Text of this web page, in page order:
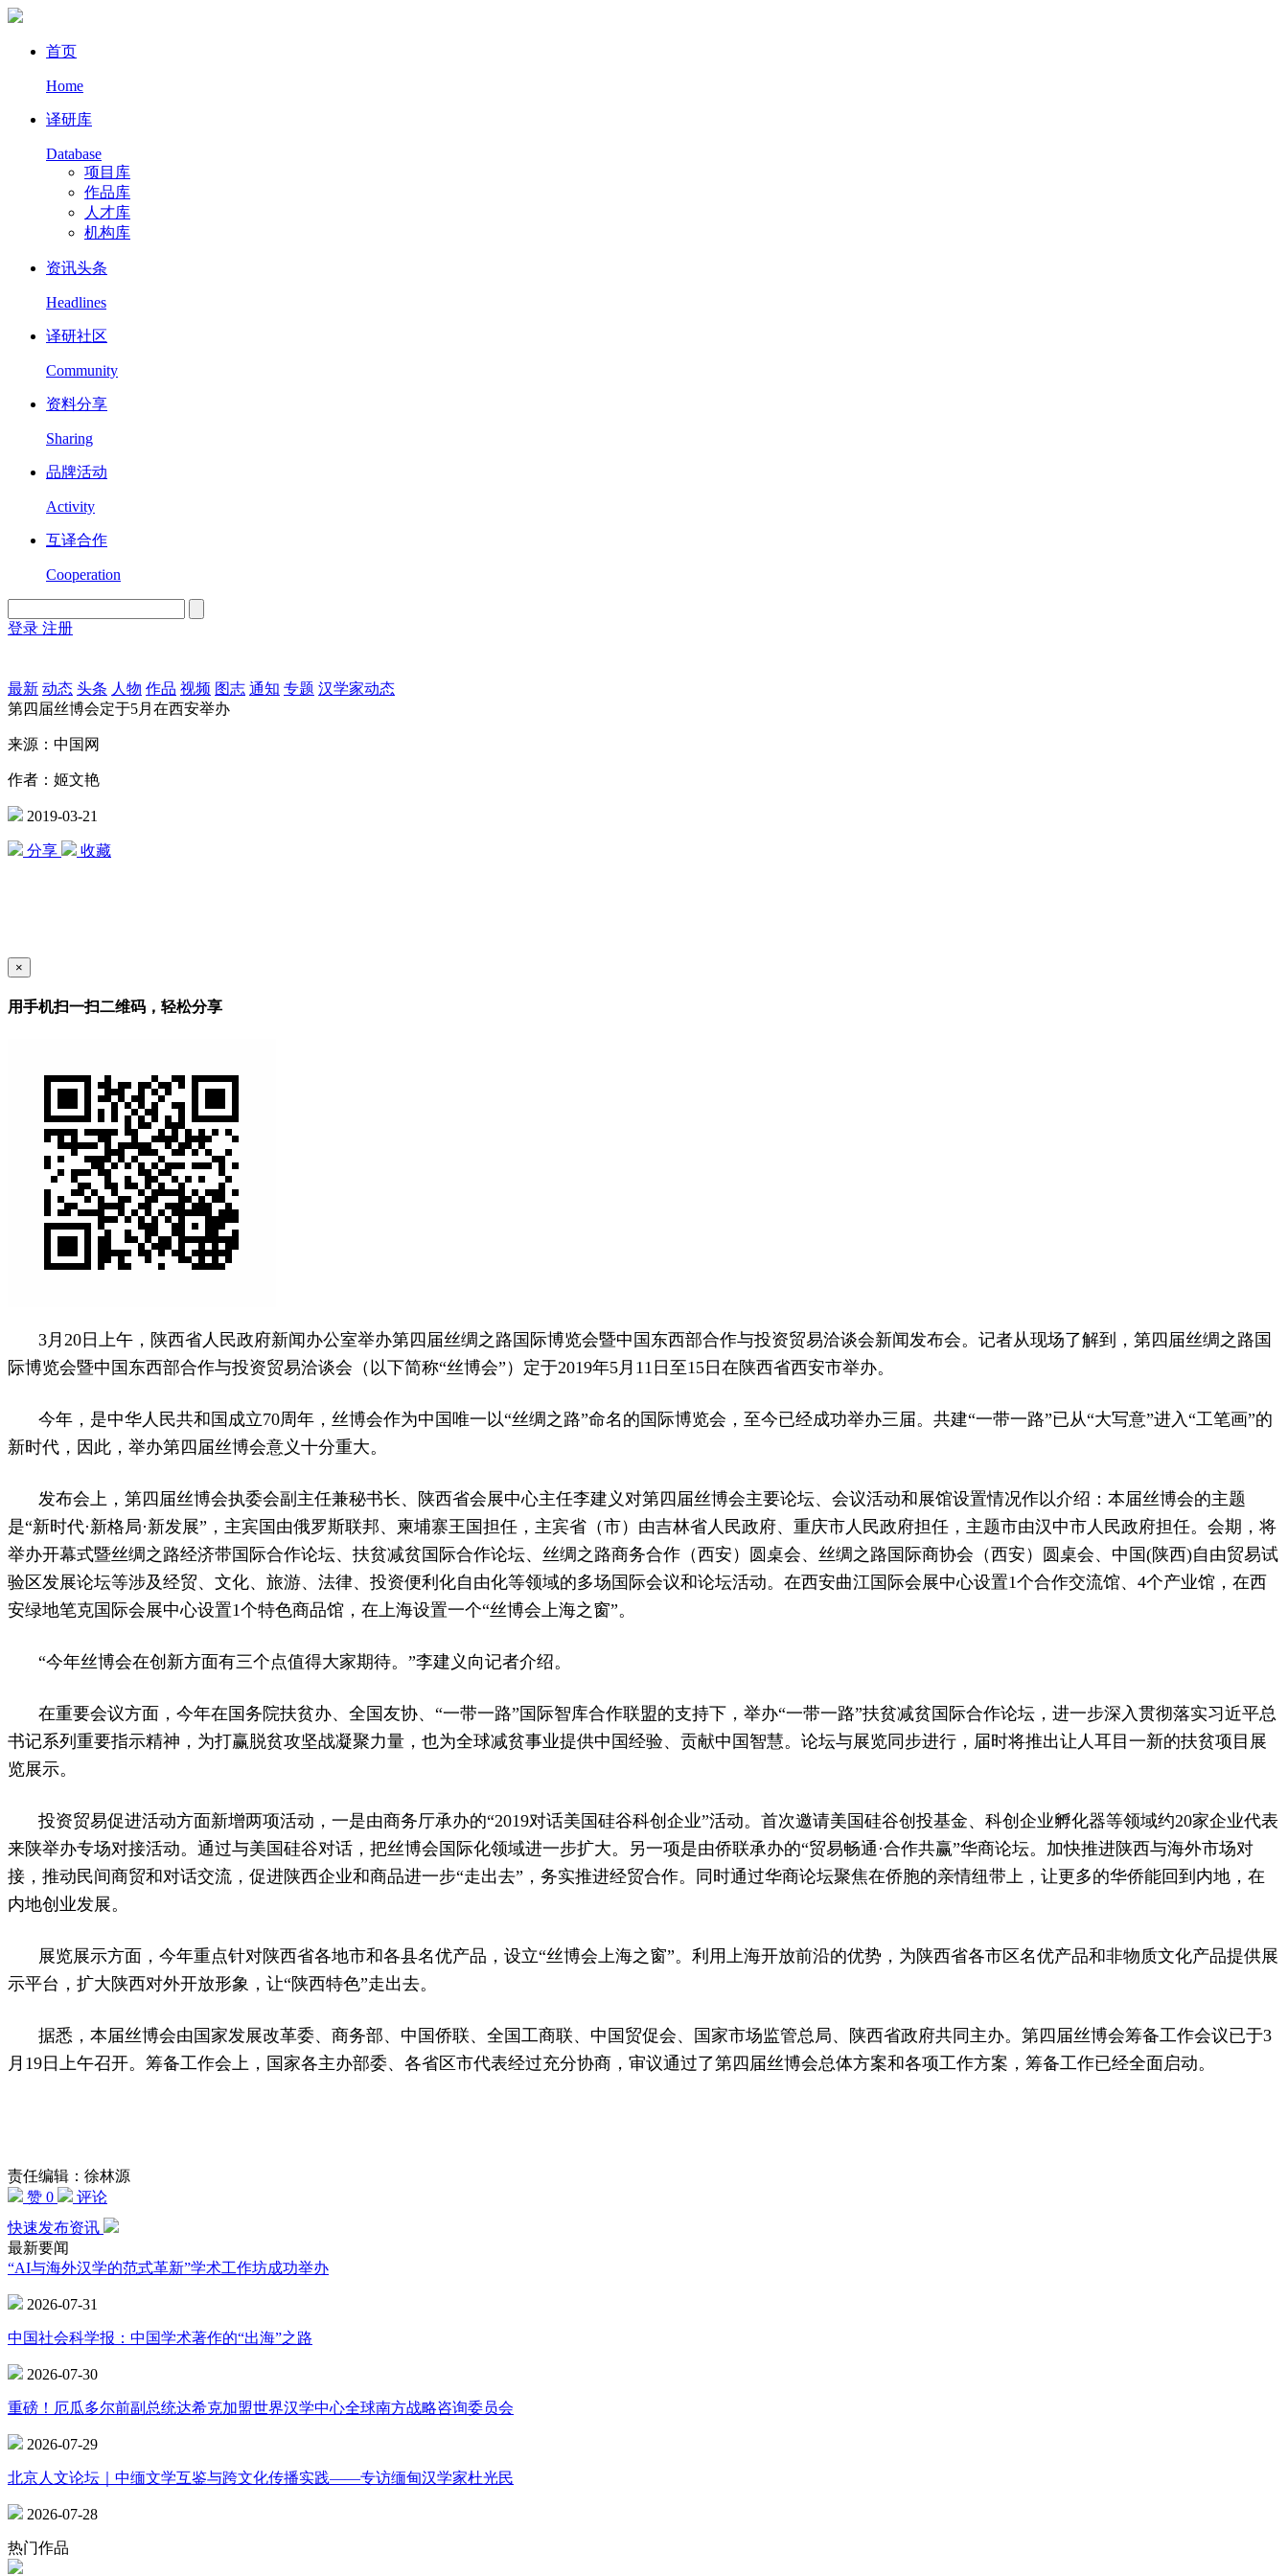
首页
Home
译研库
Database
项目库
作品库
人才库
机构库
资讯头条
Headlines
译研社区
Community
资料分享
Sharing
品牌活动
Activity
互译合作
Cooperation
登录 注册
最新 动态 头条 人物 作品 视频 图志 通知 专题 汉学家动态
第四届丝博会定于5月在西安举办
来源：中国网
作者：姬文艳
2019-03-21
分享 收藏
×
用手机扫一扫二维码，轻松分享
3月20日上午，陕西省人民政府新闻办公室举办第四届丝绸之路国际博览会暨中国东西部合作与投资贸易洽谈会新闻发布会。记者从现场了解到，第四届丝绸之路国
际博览会暨中国东西部合作与投资贸易洽谈会（以下简称“丝博会”）定于2019年5月11日至15日在陕西省西安市举办。
今年，是中华人民共和国成立70周年，丝博会作为中国唯一以“丝绸之路”命名的国际博览会，至今已经成功举办三届。共建“一带一路”已从“大写意”进入“工笔画”的
新时代，因此，举办第四届丝博会意义十分重大。
发布会上，第四届丝博会执委会副主任兼秘书长、陕西省会展中心主任李建义对第四届丝博会主要论坛、会议活动和展馆设置情况作以介绍：本届丝博会的主题
是“新时代·新格局·新发展”，主宾国由俄罗斯联邦、柬埔寨王国担任，主宾省（市）由吉林省人民政府、重庆市人民政府担任，主题市由汉中市人民政府担任。会期，将
举办开幕式暨丝绸之路经济带国际合作论坛、扶贫减贫国际合作论坛、丝绸之路商务合作（西安）圆桌会、丝绸之路国际商协会（西安）圆桌会、中国(陕西)自由贸易试
验区发展论坛等涉及经贸、文化、旅游、法律、投资便利化自由化等领域的多场国际会议和论坛活动。在西安曲江国际会展中心设置1个合作交流馆、4个产业馆，在西
安绿地笔克国际会展中心设置1个特色商品馆，在上海设置一个“丝博会上海之窗”。
“今年丝博会在创新方面有三个点值得大家期待。”李建义向记者介绍。
在重要会议方面，今年在国务院扶贫办、全国友协、“一带一路”国际智库合作联盟的支持下，举办“一带一路”扶贫减贫国际合作论坛，进一步深入贯彻落实习近平总
书记系列重要指示精神，为打赢脱贫攻坚战凝聚力量，也为全球减贫事业提供中国经验、贡献中国智慧。论坛与展览同步进行，届时将推出让人耳目一新的扶贫项目展
览展示。
投资贸易促进活动方面新增两项活动，一是由商务厅承办的“2019对话美国硅谷科创企业”活动。首次邀请美国硅谷创投基金、科创企业孵化器等领域约20家企业代表
来陕举办专场对接活动。通过与美国硅谷对话，把丝博会国际化领域进一步扩大。另一项是由侨联承办的“贸易畅通·合作共赢”华商论坛。加快推进陕西与海外市场对
接，推动民间商贸和对话交流，促进陕西企业和商品进一步“走出去”，务实推进经贸合作。同时通过华商论坛聚焦在侨胞的亲情纽带上，让更多的华侨能回到内地，在
内地创业发展。
展览展示方面，今年重点针对陕西省各地市和各县名优产品，设立“丝博会上海之窗”。利用上海开放前沿的优势，为陕西省各市区名优产品和非物质文化产品提供展
示平台，扩大陕西对外开放形象，让“陕西特色”走出去。
据悉，本届丝博会由国家发展改革委、商务部、中国侨联、全国工商联、中国贸促会、国家市场监管总局、陕西省政府共同主办。第四届丝博会筹备工作会议已于3
月19日上午召开。筹备工作会上，国家各主办部委、各省区市代表经过充分协商，审议通过了第四届丝博会总体方案和各项工作方案，筹备工作已经全面启动。
责任编辑：徐林源
赞 0
评论
快速发布资讯
最新要闻
“AI与海外汉学的范式革新”学术工作坊成功举办
2026-07-31
中国社会科学报：中国学术著作的“出海”之路
2026-07-30
重磅！厄瓜多尔前副总统达希克加盟世界汉学中心全球南方战略咨询委员会
2026-07-29
北京人文论坛｜中缅文学互鉴与跨文化传播实践——专访缅甸汉学家杜光民
2026-07-28
热门作品